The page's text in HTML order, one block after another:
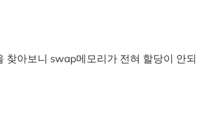
찾아보니 swap메모리가 전혀 할당이 안되